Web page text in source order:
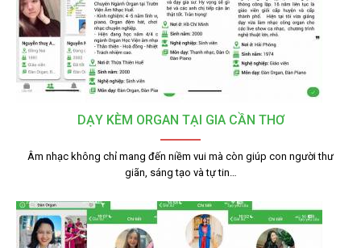
DẠY KÈM ORGAN TẠI GIA CẦN THƠ
Âm nhạc không chỉ mang đến niềm vui mà còn giúp con người thư
giãn, sáng tạo và tự tin…